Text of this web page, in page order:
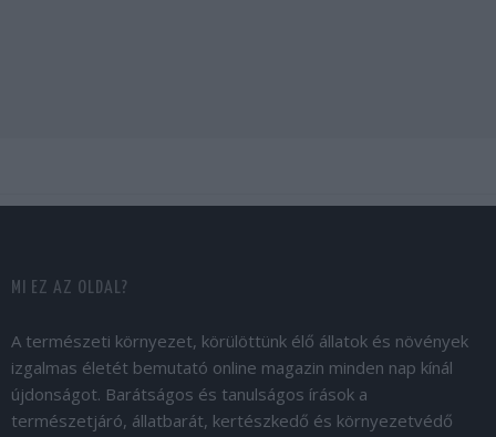
MI EZ AZ OLDAL?
A természeti környezet, körülöttünk élő állatok és növények
izgalmas életét bemutató online magazin minden nap kínál
újdonságot. Barátságos és tanulságos írások a
természetjáró, állatbarát, kertészkedő és környezetvédő